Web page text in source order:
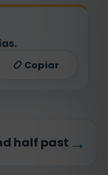
Copiar
half past →